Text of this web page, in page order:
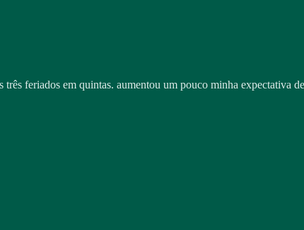
feriados em quintas. aumentou um pouco minha expectativa